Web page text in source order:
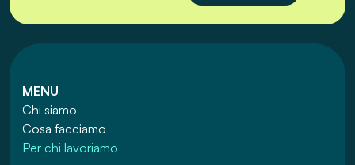
MENU
Chi siamo
Cosa facciamo
Per chi lavoriamo